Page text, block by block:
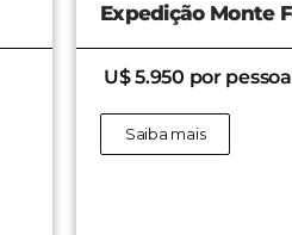
Expedição Monte
U$ 4.350 por pessoa
Saiba mais